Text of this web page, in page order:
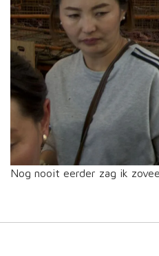
Nog nooit eerder zag ik